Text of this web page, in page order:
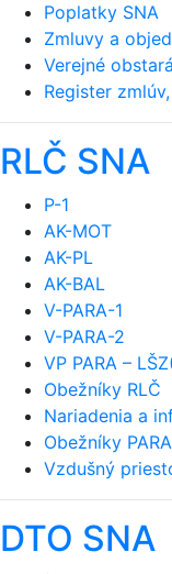
Poplatky SNA
Zmluvy a
Verejné
Register
RLČ SNA
P-1
AK-MOT
AK-PL
AK-BAL
V-PARA-1
V-PARA-2
VP PARA –
Obežníky RLČ
Nariadenia a
Obežníky PARA
Vzdušný
DTO SNA